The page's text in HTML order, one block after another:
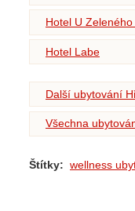
Hotel U
Hotel Labe
Další ubytování
Všechna
Štítky: wellness